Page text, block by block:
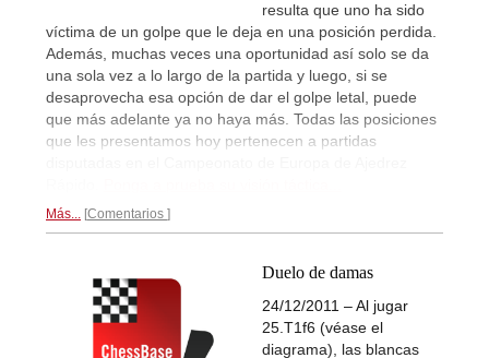
resulta que uno ha sido
víctima de un golpe que le deja en una posición perdida.
Además, muchas veces una oportunidad así solo se da
una sola vez a lo largo de la partida y luego, si se
desaprovecha esa opción de dar el golpe letal, puede
que más adelante ya no haya más. Todas las posiciones
que les presentamos hoy pertenecen a partidas
Más... Comentarios
Duelo de damas
24/12/2011 – Al jugar
25.T1f6 (véase el
diagrama), las blancas